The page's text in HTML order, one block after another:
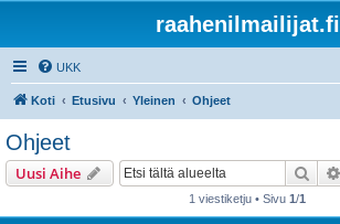
raahenilmailijat.fi
UKK
Koti Etusivu Yleinen Ohjeet
Ohjeet
Uusi Aihe Etsi
1 viestiketju • Sivu 1/1